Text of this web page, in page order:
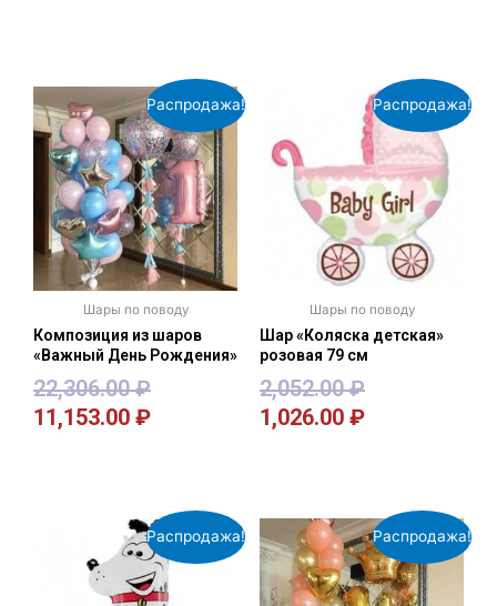
Распродажа!
Шары по поводу
Композиция из шаров
«Важный День Рождения»
22,306.00₽
11,153.00 ₽
Распродажа!
Шары по поводу
Шар «Коляска детская»
розовая 79 см
2,052.00₽
1,026.00 ₽
Распродажа! Распродажа!